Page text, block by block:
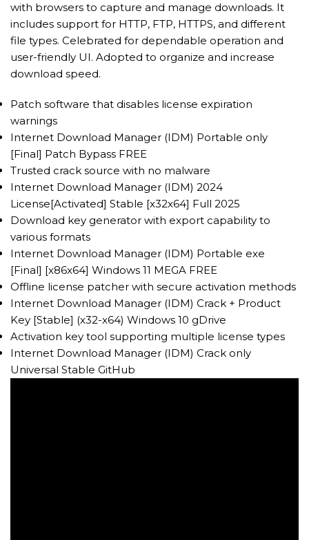
with browsers to capture and manage downloads. It
includes support for HTTP, FTP, HTTPS, and different
file types. Celebrated for dependable operation and
user-friendly UI. Adopted to organize and increase
download speed.
Patch software that disables license expiration
warnings
Internet Download Manager (IDM) Portable only
[Final] Patch Bypass FREE
Trusted crack source with no malware
Internet Download Manager (IDM) 2024
License[Activated] Stable [x32x64] Full 2025
Download key generator with export capability to
various formats
Internet Download Manager (IDM) Portable exe
[Final] [x86x64] Windows 11 MEGA FREE
Offline license patcher with secure activation methods
Internet Download Manager (IDM) Crack + Product
Key [Stable] (x32-x64) Windows 10 gDrive
Activation key tool supporting multiple license types
Internet Download Manager (IDM) Crack only
Universal Stable GitHub